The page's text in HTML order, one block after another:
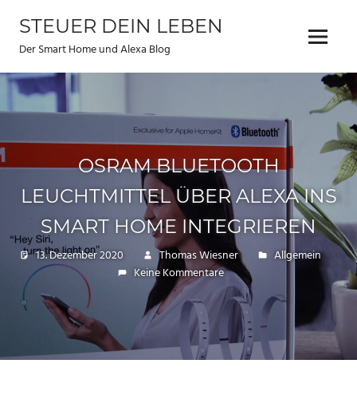
Inhalt
springen
STEUER DEIN LEBEN
Der Smart Home und Alexa Blog Menu
OSRAM BLUETOOTH
LEUCHTMITTEL ÜBER ALEXA INS
SMART HOME INTEGRIEREN
13. Dezember 2020 Thomas Wiesner
Allgemein
Keine Kommentare